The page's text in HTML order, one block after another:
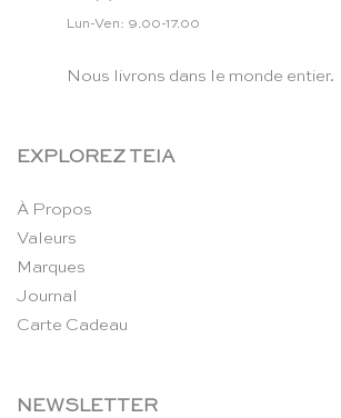
Lun-Ven: 9.00-17.00
Nous livrons dans le monde entier.
EXPLOREZ TEIA
À Propos
Valeurs
Marques
Journal
Carte Cadeau
NEWSLETTER